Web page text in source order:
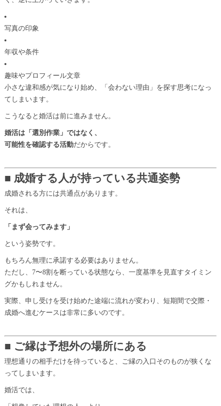
写真の印象
年収や条件
趣味やプロフィール文章
小さな違和感が気になり始め、「会わない理由」を探す思考になっ
てしまいます。
こうなると婚活は前に進みません。
婚活は「選別作業」ではなく、
可能性を確認する活動だからです。
■ 成婚する人が持っている共通姿勢
成婚される方には共通点があります。
それは、
「まず会ってみます」
という姿勢です。
もちろん無理に承諾する必要はありません。
ただし、7〜8割を断っている状態なら、一度基準を見直すタイミン
グかもしれません。
実際、申し受けを受け始めた途端に流れが変わり、短期間で交際・
成婚へ進むケースは非常に多いのです。
■ ご縁は予想外の場所にある
理想通りの相手だけを待っていると、ご縁の入口そのものが狭くな
ってしまいます。
婚活では、